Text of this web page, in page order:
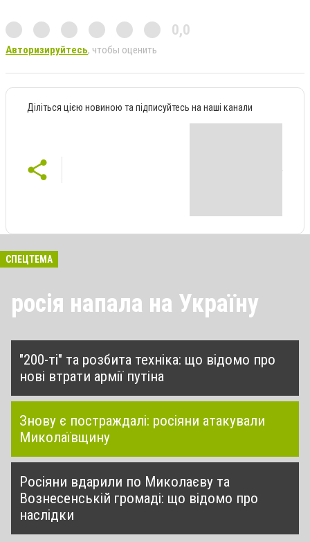
0,0
Авторизируйтесь, чтобы оценить
Діліться цією новиною та підписуйтесь на наші канали
СПЕЦТЕМА
росія напала на Україну
"200-ті" та розбита техніка: що відомо про
нові втрати армії путіна
Знову є постраждалі: росіяни атакували
Миколаївщину
Росіяни вдарили по Миколаєву та
Вознесенській громаді: що відомо про
наслідки